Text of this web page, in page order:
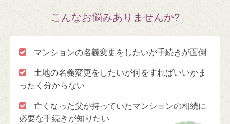
初めての方へ
お知らせ
個人情報保護方針
相続に関するお手続き
こんなお悩みありませんか?
 マンションの名義変更をしたいが手続きが面倒

土地の名義変更をしたいが何をすればいいかま
ったく分からない

亡くなった父が持っていたマンションの相続に
必要な手続きが知りたい